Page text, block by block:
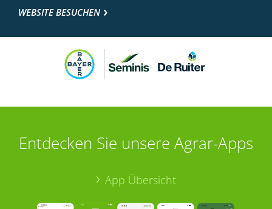
WEBSITE BESUCHEN
Entdecken Sie unsere Agrar-Apps
App Übersicht